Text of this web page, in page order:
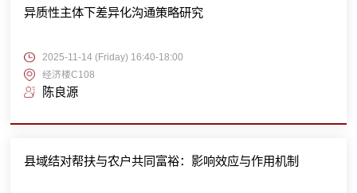
异质性主体下差异化沟通策略研究
2025-11-14 (Friday) 16:40-18:00
经济楼C108
陈良源
县域结对帮扶与农户共同富裕：影响效应与作用机制